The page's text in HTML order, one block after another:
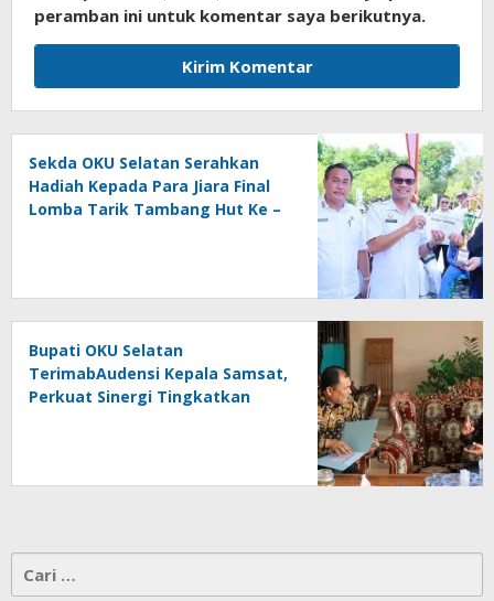
peramban ini untuk komentar saya berikutnya.
Sekda OKU Selatan Serahkan
Hadiah Kepada Para Jiara Final
Lomba Tarik Tambang Hut Ke –
Bupati OKU Selatan
TerimabAudensi Kepala Samsat,
Perkuat Sinergi Tingkatkan
untuk: